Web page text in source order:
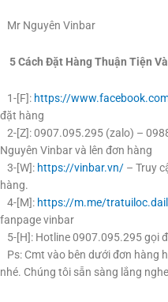
Mr Nguyên Vinbar
5 Cách Đặt Hàng Thuận Tiện
1-[F]: https://
đặt hàng
2-[Z]: 0907.095.295 (zalo) –
Nguyên Vinbar và lên đơn hàng
3-[W]: https://vinbar.vn/ – Truy
hàng.
4-[M]: https://m.me/
fanpage vinbar
5-[H]: Hotline 0907.095.295 gọi
Ps: Cmt vào bên dưới đơn hàng
nhé. Chúng tôi sẵn sàng lắng